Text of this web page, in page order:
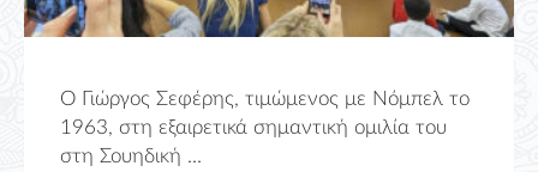
Ο Γιώργος Σεφέρης, τιμώμενος με Νόμπελ το
1963, στη εξαιρετικά σημαντική ομιλία του
στη Σουηδική ...